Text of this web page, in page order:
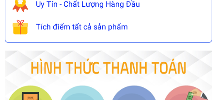
Uy Tín - Chất Lượng Hàng Đầu
Tích điểm tất cả sản phẩm